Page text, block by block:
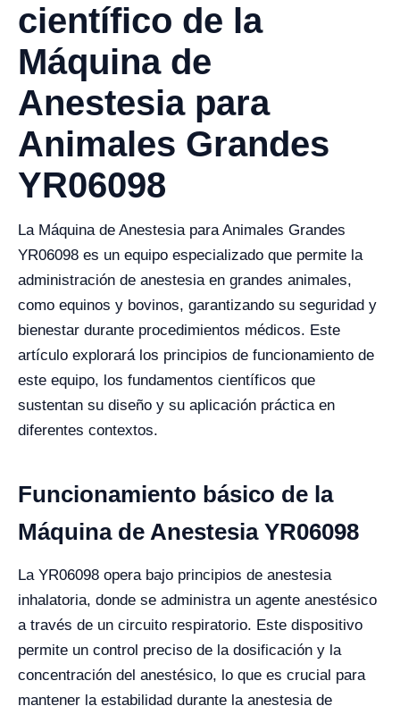
científico de la
Máquina de
Anestesia para
Animales Grandes
YR06098
La Máquina de Anestesia para Animales Grandes
YR06098 es un equipo especializado que permite la
administración de anestesia en grandes animales,
como equinos y bovinos, garantizando su seguridad y
bienestar durante procedimientos médicos. Este
artículo explorará los principios de funcionamiento de
este equipo, los fundamentos científicos que
sustentan su diseño y su aplicación práctica en
diferentes contextos.
Funcionamiento básico de la
Máquina de Anestesia YR06098
La YR06098 opera bajo principios de anestesia
inhalatoria, donde se administra un agente anestésico
a través de un circuito respiratorio. Este dispositivo
permite un control preciso de la dosificación y la
concentración del anestésico, lo que es crucial para
mantener la estabilidad durante la anestesia de